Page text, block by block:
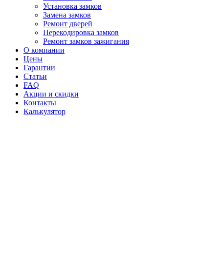
Установка замков
Замена замков
Ремонт дверей
Перекодировка замков
Ремонт замков зажигания
О компании
Цены
Гарантии
Статьи
FAQ
Акции и скидки
Контакты
Калькулятор